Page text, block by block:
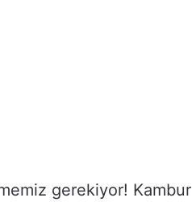
gerekiyor! Kambur